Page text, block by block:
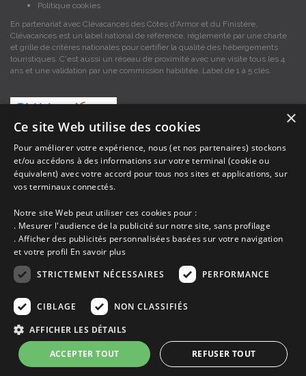
Politique cookies
En partenariat avec Clévacances des Côtes d'Armor et du Finistère,
Clévacances est un label national de référence, réglementé par une charte
et grille de critères nationales pour certifier la qualité des hébergements
touristiques. C'est aussi un réseau de proximité avec une visite tous les 4
ans et une validation par une commission habilitée. Label de 1 à 5 clés.
Les descriptions et photos contenues dans le site Armor-vacances sont sous
la responsabilité des propriétaires, ces informations sont indicatives et non
contractuelles. Les données sont protégées par copyright Armor-vacances.
Armor-vacances n'est pas un organisme et ne touche aucune commission
sur les locations, c'est simplement un annuaire d'hébergements de
vacances en Bretagne, un service de petites annonces de location DE
PARTICULIER A PARTICULIER.
Avant de prendre possession du logement vous devez obtenir du
propriétaire un contrat qui stipule les clauses et le descriptif de la location,
grâce à ce contrat vous pouvez faire valoir vos droits si le logement ne
×
Ce site Web utilise des cookies
Pour améliorer votre expérience, nous (et nos partenaires) stockons
et/ou accédons à des informations sur votre terminal (cookie ou
équivalent) avec votre accord pour tous nos sites et applications, sur
vos terminaux connectés.
Notre site Web peut utiliser ces cookies pour :
. Mesurer l'audience de la publicité sur notre site, sans profilage
. Afficher des publicités personnalisées basées sur votre navigation
et votre profil En savoir plus
STRICTEMENT NÉCESSAIRES
PERFORMANCE
CIBLAGE NON CLASSIFIÉS
AFFICHER LES DÉTAILS
ACCEPTER TOUT REFUSER TOUT